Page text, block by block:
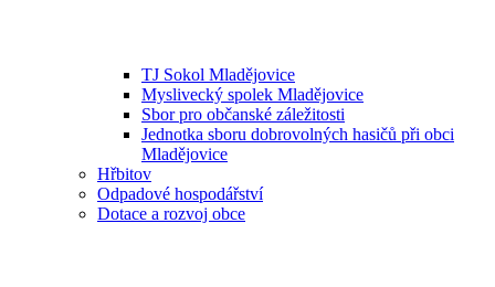
TJ Sokol Mladějovice
Myslivecký spolek Mladějovice
Sbor pro občanské záležitosti
Jednotka sboru dobrovolných hasičů při obci
Mladějovice
Hřbitov
Odpadové hospodářství
Dotace a rozvoj obce